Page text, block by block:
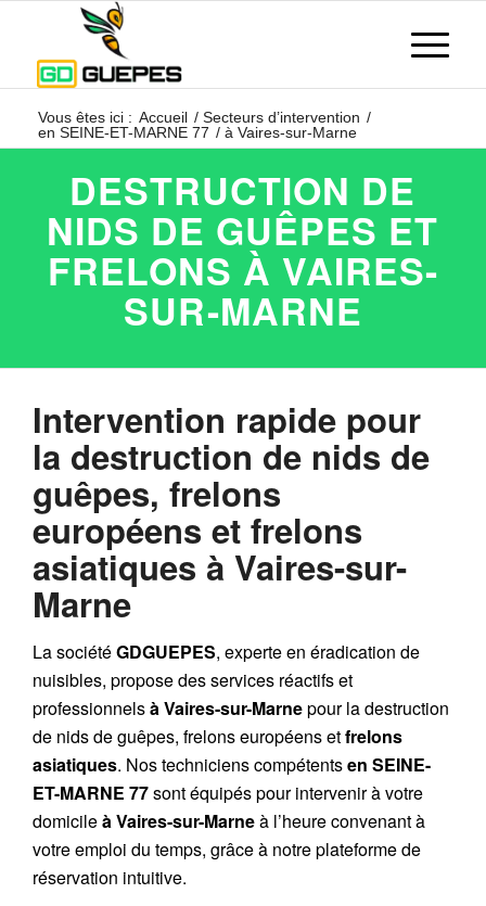
Vous êtes ici : Accueil / Secteurs d’intervention /
en SEINE-ET-MARNE 77 / à Vaires-sur-Marne
DESTRUCTION DE
NIDS DE GUÊPES ET
FRELONS À VAIRES-
SUR-MARNE
Intervention rapide pour
la destruction de nids de
guêpes, frelons
européens et frelons
asiatiques à Vaires-sur-
Marne
La sociétéGDGUEPES, experte en éradication de
nuisibles, propose des services réactifs et
professionnelsà Vaires-sur-Marnepour la destruction
de nids de guêpes, frelons européensetfrelons
asiatiques. Nos techniciens compétentsen SEINE-
ET-MARNE 77sont équipés pour intervenir à votre
domicileà Vaires-sur-Marneà l’heure convenant à
votre emploi du temps, grâce à notre plateforme de
réservation intuitive.